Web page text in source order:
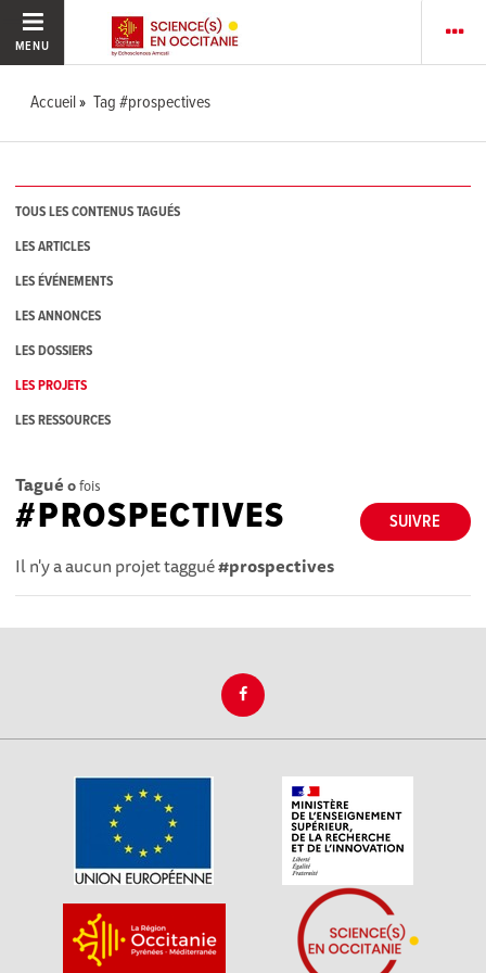
MENU
Accueil Tag #prospectives
TOUS LES CONTENUS TAGUÉS
LES ARTICLES
LES ÉVÉNEMENTS
LES ANNONCES
LES DOSSIERS
LES PROJETS
LES RESSOURCES
Tagué 0fois
SUIVRE
#PROSPECTIVES
Il n'y a aucun projet taggué#prospectives